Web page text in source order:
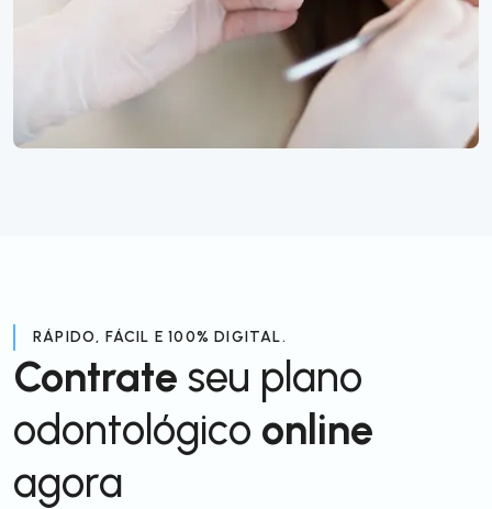
RÁPIDO, FÁCIL E 100% DIGITAL.
Contrate seu plano
odontológico online
agora